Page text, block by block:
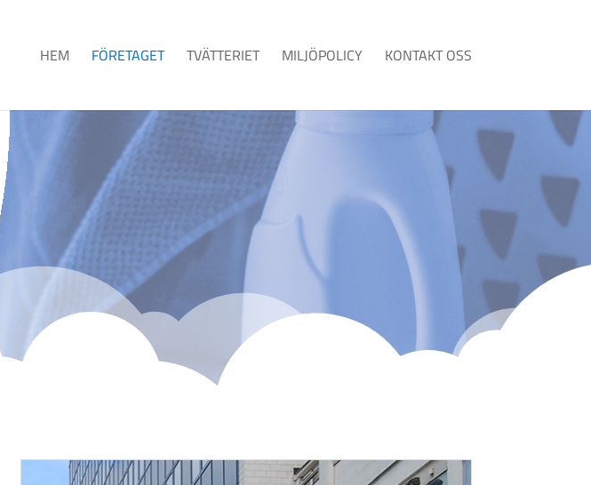
HEM FÖRETAGET TVÄTTERIET MILJÖPOLICY KONTAKT OSS